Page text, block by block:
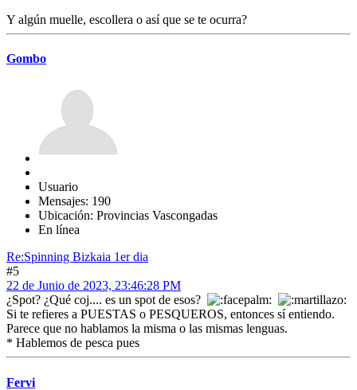
Y algún muelle, escollera o así que se te ocurra?
Gombo
Usuario
Mensajes: 190
Ubicación: Provincias Vascongadas
En línea
Re:Spinning Bizkaia 1er dia
#5
22 de Junio de 2023, 23:46:28 PM
¿Spot? ¿Qué coj.... es un spot de esos?
Si te refieres a PUESTAS o PESQUEROS, entonces sí entiendo.
Parece que no hablamos la misma o las mismas lenguas.
* Hablemos de pesca pues
Fervi